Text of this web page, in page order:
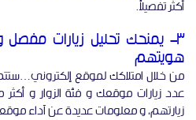
أكثر تفصيلاً.
3- يمنحك تحليل زيارات
هويتهم
من خلال امتلاكك لموقع
عدد زيارات موقعك و فئة الزوار و
زيارتهم، و معلومات عديدة عن آداء